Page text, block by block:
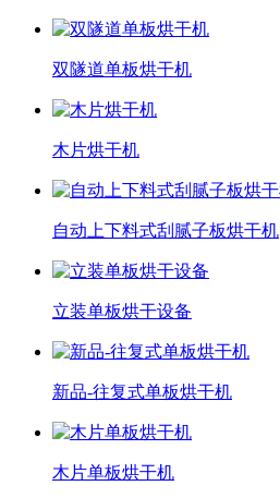
双隧道单板烘干机
木片烘干机
自动上下料式刮腻子板烘干机
立装单板烘干设备
新品-往复式单板烘干机
木片单板烘干机